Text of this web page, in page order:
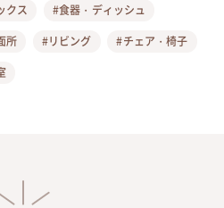
クス
#食器・ディッシュ
所 #リビング
#チェア・椅子